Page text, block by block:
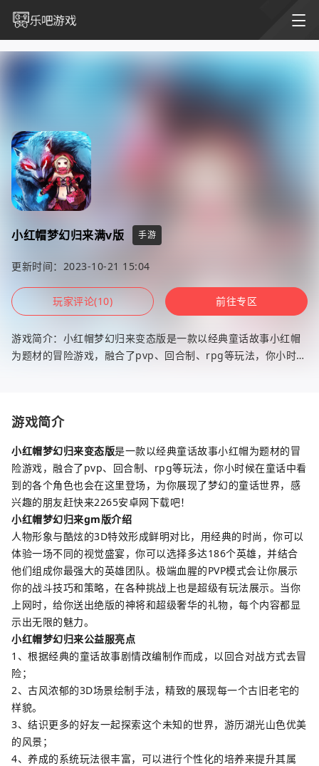
小红帽梦幻归来满v版 手游
更新时间：2023-10-21 15:04
玩家评论(10) 前往专区
游戏简介：小红帽梦幻归来变态版是一款以经典童话故事小红帽
为题材的冒险游戏，融合了pvp、回合制、rpg等玩法，你小时候
游戏简介
小红帽梦幻归来变态版是一款以经典童话故事小红帽为题材的冒
险游戏，融合了pvp、回合制、rpg等玩法，你小时候在童话中看
到的各个角色也会在这里登场，为你展现了梦幻的童话世界，感
兴趣的朋友赶快来2265安卓网下载吧！
小红帽梦幻归来gm版介绍
人物形象与酷炫的3D特效形成鲜明对比，用经典的时尚，你可以
体验一场不同的视觉盛宴，你可以选择多达186个英雄，并结合
他们组成你最强大的英雄团队。极端血腥的PVP模式会让你展示
你的战斗技巧和策略，在各种挑战上也是超级有玩法展示。当你
上网时，给你送出绝版的神将和超级奢华的礼物，每个内容都显
示出无限的魅力。
小红帽梦幻归来公益服亮点
1、根据经典的童话故事剧情改编制作而成，以回合对战方式去冒
险；
2、古风浓郁的3D场景绘制手法，精致的展现每一个古旧老宅的
样貌。
3、结识更多的好友一起探索这个未知的世界，游历湖光山色优美
的风景；
4、养成的系统玩法很丰富，可以进行个性化的培养来提升其属